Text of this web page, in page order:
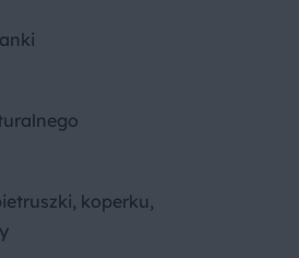
koperku,